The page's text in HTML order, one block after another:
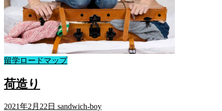
留学ロードマップ
荷造り
2021年2月22日 sandwich-boy